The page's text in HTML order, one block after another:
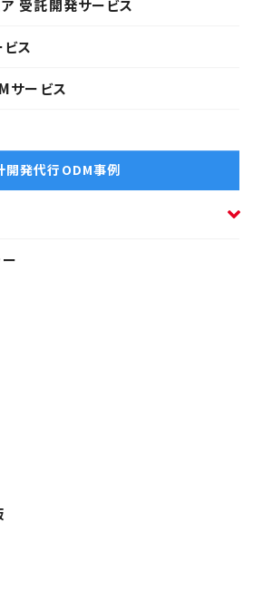
受託開発サービス
ス
サービス
開発代行ODM事例